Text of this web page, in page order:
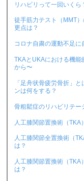
リハビリって一回いく
徒手筋力テスト（MMT
更点は？
コロナ自粛の運動不足に
TKAとUKAにおける機
から〜
「足舟状骨疲労骨折」
ンは何をする？
骨粗鬆症のリハビリテー
人工膝関節置換術（
人工膝関節全置換術（
は？
人工膝関節置換術（TKA
は？